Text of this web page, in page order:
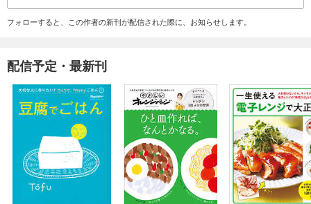
フォローすると、この作者の新刊が配信された際に、お知らせします。
配信予定・最新刊